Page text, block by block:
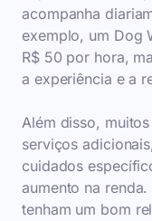
acompanha
exemplo, um Dog
R$ 50 por hora,
a experiência e a
Além disso,
serviços
cuidados
aumento na
tenham um bom